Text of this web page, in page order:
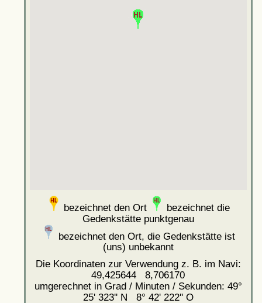
bezeichnet den Ort
bezeichnet die
Gedenkstätte punktgenau
bezeichnet den Ort, die Gedenkstätte ist
(uns) unbekannt
Die Koordinaten zur Verwendung z. B. im Navi:
49,425644 8,706170
umgerechnet in Grad / Minuten / Sekunden: 49°
25' 323'' N 8° 42' 222'' O